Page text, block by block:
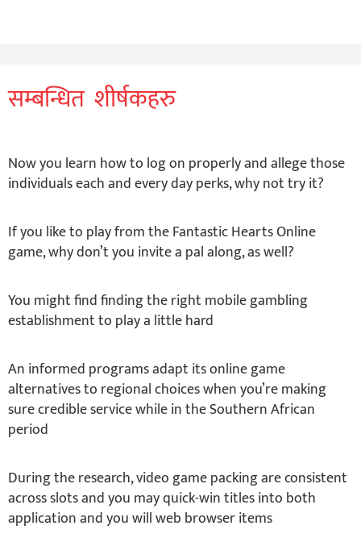
सम्बन्धित शीर्षकहरु
Now you learn how to log on properly and allege those
individuals each and every day perks, why not try it?
If you like to play from the Fantastic Hearts Online
game, why don’t you invite a pal along, as well?
You might find finding the right mobile gambling
establishment to play a little hard
An informed programs adapt its online game
alternatives to regional choices when you’re making
sure credible service while in the Southern African
period
During the research, video game packing are consistent
across slots and you may quick-win titles into both
application and you will web browser items